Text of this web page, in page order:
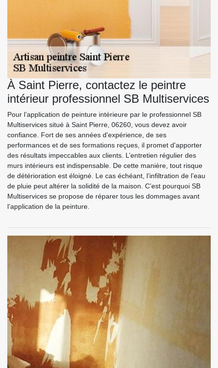
À Saint Pierre, contactez le peintre
intérieur professionnel SB Multiservices
Pour l’application de peinture intérieure par le professionnel SB
Multiservices situé à Saint Pierre, 06260, vous devez avoir
confiance. Fort de ses années d'expérience, de ses
performances et de ses formations reçues, il promet d'apporter
des résultats impeccables aux clients. L’entretien régulier des
murs intérieurs est indispensable. De cette manière, tout risque
de détérioration est éloigné. Le cas échéant, l’infiltration de l’eau
de pluie peut altérer la solidité de la maison. C’est pourquoi SB
Multiservices se propose de réparer tous les dommages avant
l’application de la peinture.